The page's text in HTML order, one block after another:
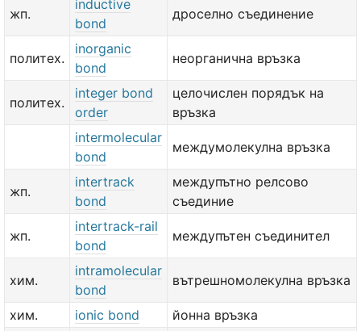
жп.
inductive
bond
дроселно съединение
политех.
inorganic
bond
неорганична връзка
политех.
integer bond
order
целочислен порядък на
връзка
intermolecular
bond
междумолекулна връзка
жп.
intertrack
bond
междупътно релсово
съединие
жп.
intertrack-rail
bond
междупътен съединител
хим.
intramolecular
bond
вътрешномолекулна връзка
хим. ionic bond
йонна връзка